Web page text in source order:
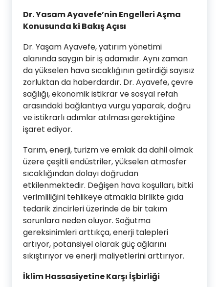
Dr. Yasam Ayavefe’nin Engelleri Aşma
Konusunda ki Bakış Açısı
Dr. Yaşam Ayavefe, yatırım yönetimi
alanında saygın bir iş adamıdır. Aynı zaman
da yükselen hava sıcaklığının getirdiği sayısız
zorluktan da haberdardır. Dr. Ayavefe, çevre
sağlığı, ekonomik istikrar ve sosyal refah
arasındaki bağlantıya vurgu yaparak, doğru
ve istikrarlı adımlar atılması gerektiğine
işaret ediyor.
Tarım, enerji, turizm ve emlak da dahil olmak
üzere çeşitli endüstriler, yükselen atmosfer
sıcaklığından dolayı doğrudan
etkilenmektedir. Değişen hava koşulları, bitki
verimliliğini tehlikeye atmakla birlikte gıda
tedarik zincirleri üzerinde de bir takım
sorunlara neden oluyor. Soğutma
gereksinimleri arttıkça, enerji talepleri
artıyor, potansiyel olarak güç ağlarını
sıkıştırıyor ve enerji maliyetlerini arttırıyor.
İklim Hassasiyetine Karşı İşbirliği